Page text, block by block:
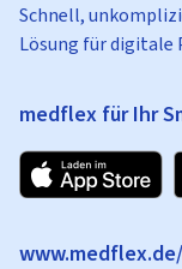
Schnell,
Lösung für
medflex für Ihr